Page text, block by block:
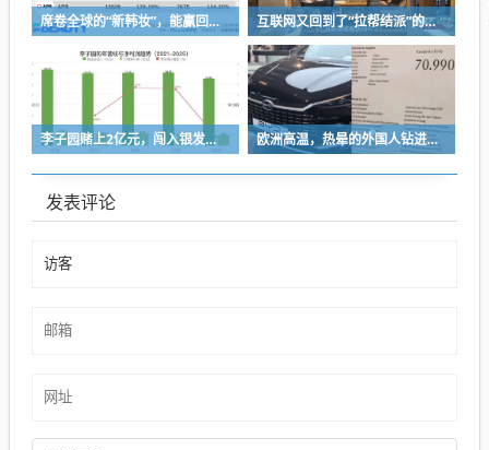
席卷全球的“新韩妆”，能赢回中国消费者吗？ 互联网又回到了“拉帮结派”的时代
李子园赌上2亿元，闯入银发市场 欧洲高温，热晕的外国人钻进中国新能源车里避暑
发表评论